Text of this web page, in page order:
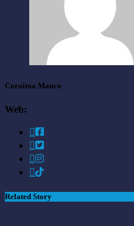
Coraima Manco
Web:
Related Story